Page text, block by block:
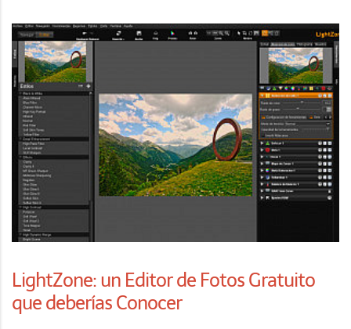
LightZone: un Editor de Fotos Gratuito
que deberías Conocer